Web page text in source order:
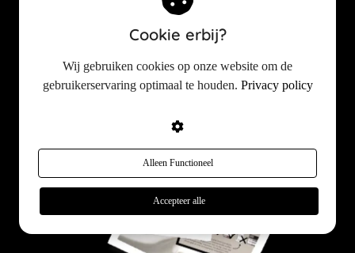
Hierin leg ik uit hoe je in vier stappen zelf je cosmetica kunt
Download hierCookie erbij?
Wij gebruiken cookies op onze website om de
gebruikerservaring optimaal te houden. Privacy policy
Alleen Functioneel
Accepteer alle